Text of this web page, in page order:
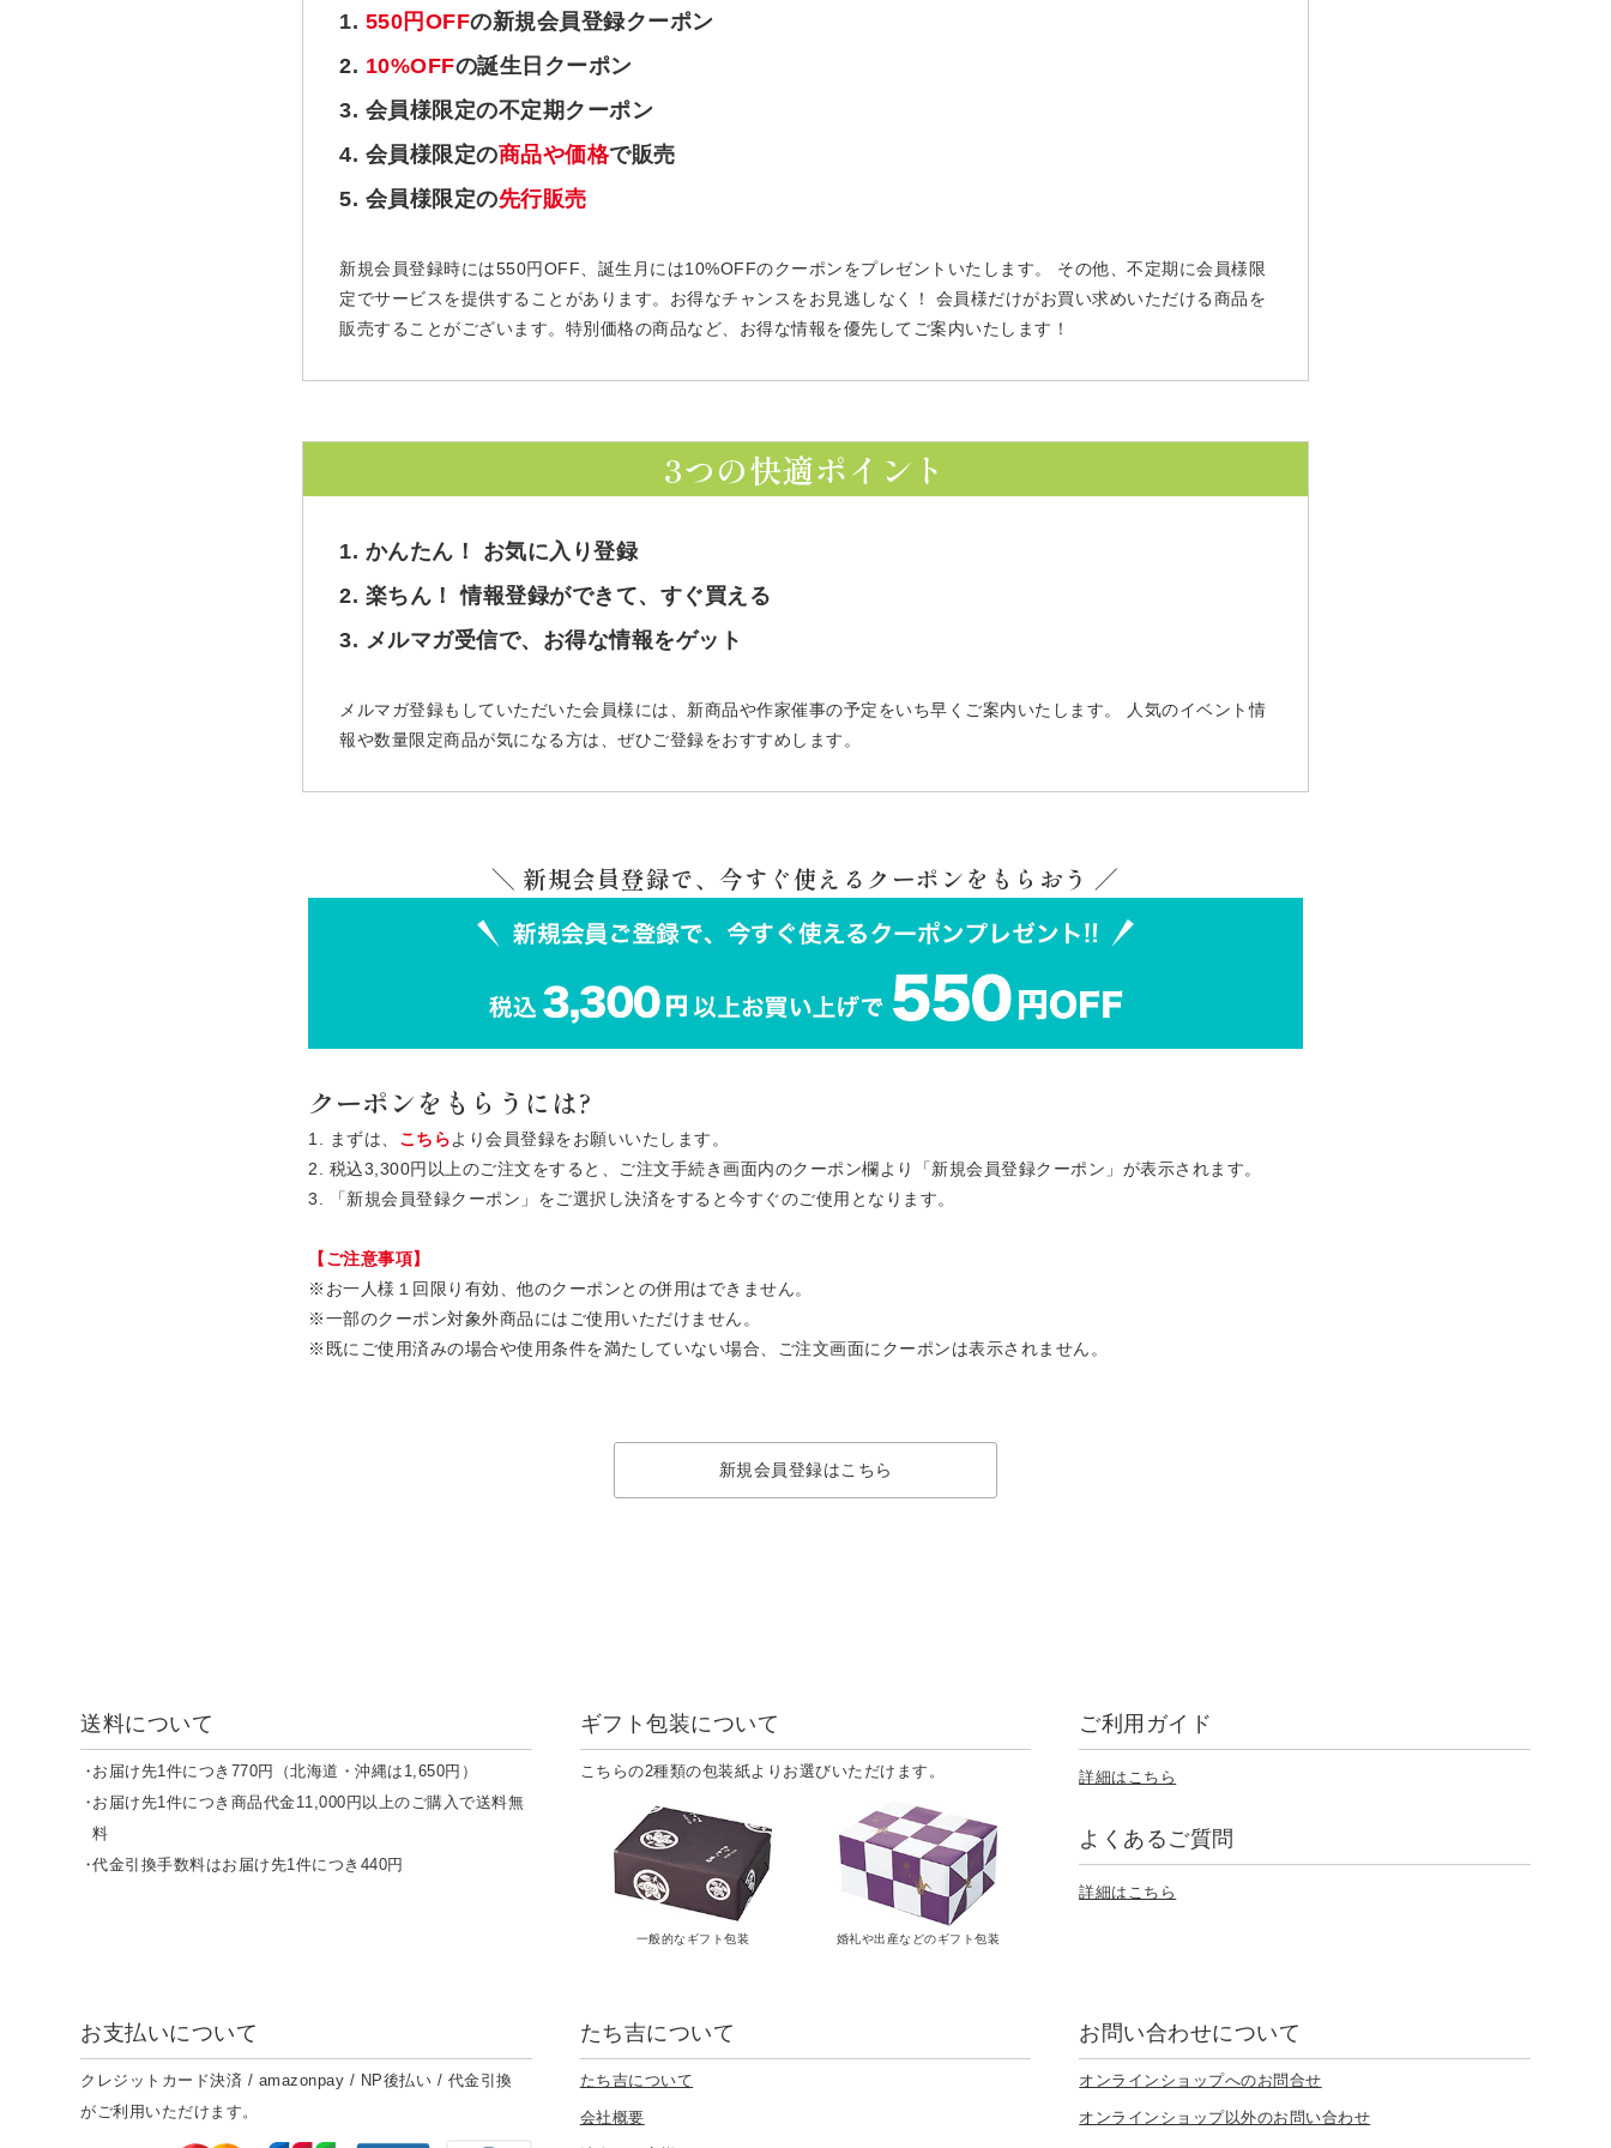
1. 550円OFFの新規会員登録クーポン
2. 10%OFFの誕生日クーポン
3. 会員様限定の不定期クーポン
4. 会員様限定の商品や価格で販売
5. 会員様限定の先行販売
新規会員登録時には550円OFF、誕生月には10%OFFのクーポンをプレゼントいたします。 その他、不定期に会員様限
定でサービスを提供することがあります。お得なチャンスをお見逃しなく！ 会員様だけがお買い求めいただける商品を
販売することがございます。特別価格の商品など、お得な情報を優先してご案内いたします！
3つの快適ポイント
1. かんたん！ お気に入り登録
2. 楽ちん！ 情報登録ができて、すぐ買える
3. メルマガ受信で、お得な情報をゲット
メルマガ登録もしていただいた会員様には、新商品や作家催事の予定をいち早くご案内いたします。 人気のイベント情
報や数量限定商品が気になる方は、ぜひご登録をおすすめします。
＼ 新規会員登録で、今すぐ使えるクーポンをもらおう ／
クーポンをもらうには?
1. まずは、 こちらより会員登録をお願いいたします。
2. 税込3,300円以上のご注文をすると、ご注文手続き画面内のクーポン欄より「新規会員登録クーポン」が表示されます。
3. 「新規会員登録クーポン」をご選択し決済をすると今すぐのご使用となります。
【ご注意事項】
※お一人様１回限り有効、他のクーポンとの併用はできません。
※一部のクーポン対象外商品にはご使用いただけません。
※既にご使用済みの場合や使用条件を満たしていない場合、ご注文画面にクーポンは表示されません。
新規会員登録はこちら
送料について
お届け先1件につき770円（北海道・沖縄は1,650円）
お届け先1件につき商品代金11,000円以上のご購入で送料無
料
代金引換手数料はお届け先1件につき440円
ギフト包装について
こちらの2種類の包装紙よりお選びいただけます。
一般的なギフト包装 婚礼や出産などのギフト包装
ご利用ガイド
詳細はこちら
よくあるご質問
詳細はこちら
お支払いについて
クレジットカード決済 / amazonpay / NP後払い / 代金引換
がご利用いただけます。
たち吉について
たち吉について
会社概要
お問い合わせについて
オンラインショップへのお問合せ
オンラインショップ以外のお問い合わせ